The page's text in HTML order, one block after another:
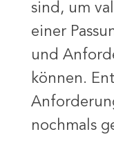
sind, um
einer
und
können.
nochmals